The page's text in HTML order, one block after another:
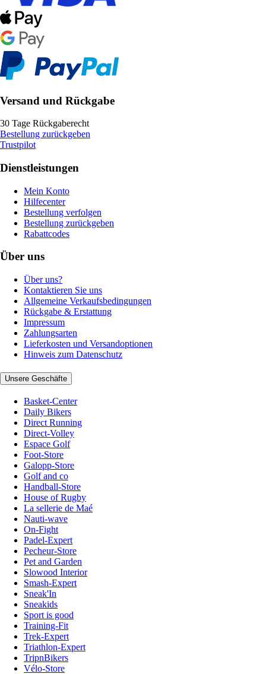
Versand und Rückgabe
30 Tage Rückgaberecht
Bestellung zurückgeben
Trustpilot
Dienstleistungen
Mein Konto
Hilfecenter
Bestellung verfolgen
Bestellung zurückgeben
Rabattcodes
Über uns
Über uns?
Kontaktieren Sie uns
Allgemeine Verkaufsbedingungen
Rückgabe & Erstattung
Impressum
Zahlungsarten
Lieferkosten und Versandoptionen
Hinweis zum Datenschutz
Unsere Geschäfte
Basket-Center
Daily Bikers
Direct Running
Direct-Volley
Espace Golf
Foot-Store
Galopp-Store
Golf and co
Handball-Store
House of Rugby
La sellerie de Maé
Nauti-wave
On-Fight
Padel-Expert
Pecheur-Store
Pet and Garden
Slowood Interior
Smash-Expert
Sneak'In
Sneakids
Sport is good
Training-Fit
Trek-Expert
Triathlon-Expert
TripnBikers
Vélo-Store